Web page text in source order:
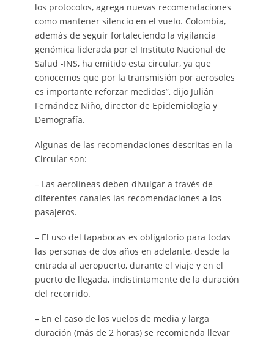
los protocolos, agrega nuevas recomendaciones
como mantener silencio en el vuelo. Colombia,
además de seguir fortaleciendo la vigilancia
genómica liderada por el Instituto Nacional de
Salud -INS, ha emitido esta circular, ya que
conocemos que por la transmisión por aerosoles
es importante reforzar medidas”, dijo Julián
Fernández Niño, director de Epidemiología y
Demografía.
Algunas de las recomendaciones descritas en la
Circular son:
– Las aerolíneas deben divulgar a través de
diferentes canales las recomendaciones a los
pasajeros.
– El uso del tapabocas es obligatorio para todas
las personas de dos años en adelante, desde la
entrada al aeropuerto, durante el viaje y en el
puerto de llegada, indistintamente de la duración
del recorrido.
– En el caso de los vuelos de media y larga
duración (más de 2 horas) se recomienda llevar